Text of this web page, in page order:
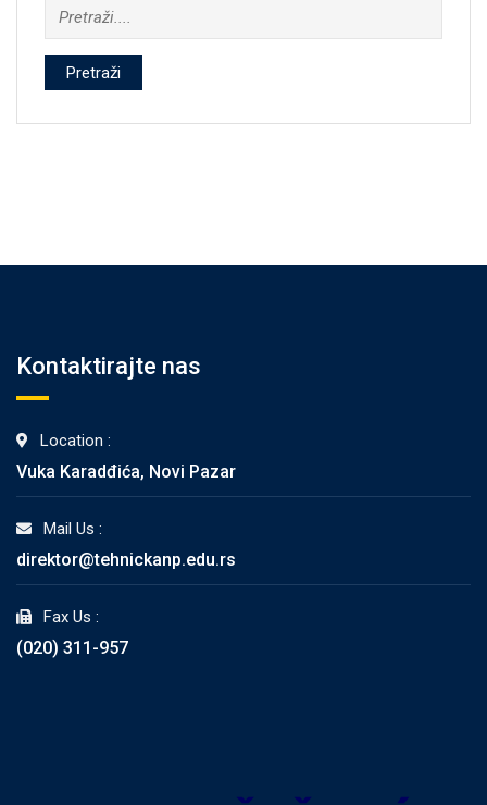
Pretraži
Kontaktirajte nas
Location :
Vuka Karadđića, Novi Pazar
Mail Us :
direktor@tehnickanp.edu.rs
Fax Us :
(020) 311-957